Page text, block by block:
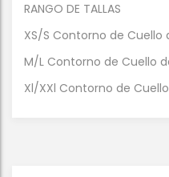
RANGO DE TALLAS
XS/S Contorno de
M/L Contorno de Cuello
Xl/XXl Contorno de